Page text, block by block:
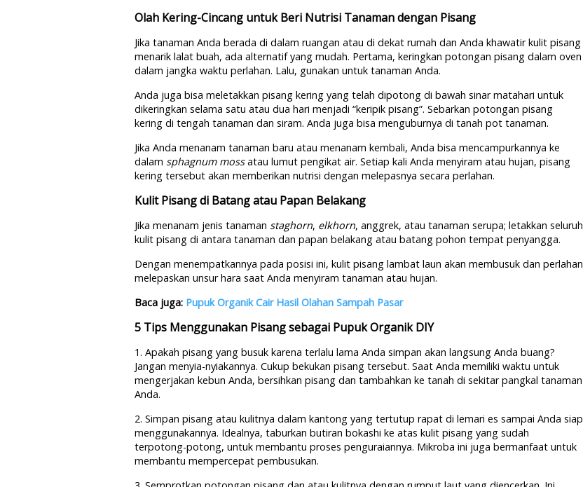
Olah Kering-Cincang untuk Beri Nutrisi Tanaman dengan Pisang
Jika tanaman Anda berada di dalam ruangan atau di dekat rumah dan Anda khawatir kulit pisang
menarik lalat buah, ada alternatif yang mudah. Pertama, keringkan potongan pisang dalam oven
dalam jangka waktu perlahan. Lalu, gunakan untuk tanaman Anda.
Anda juga bisa meletakkan pisang kering yang telah dipotong di bawah sinar matahari untuk
dikeringkan selama satu atau dua hari menjadi “keripik pisang”. Sebarkan potongan pisang
kering di tengah tanaman dan siram. Anda juga bisa menguburnya di tanah pot tanaman.
Jika Anda menanam tanaman baru atau menanam kembali, Anda bisa mencampurkannya ke
dalam sphagnum mossatau lumut pengikat air. Setiap kali Anda menyiram atau hujan, pisang
kering tersebut akan memberikan nutrisi dengan melepasnya secara perlahan.
Kulit Pisang di Batang atau Papan Belakang
Jika menanam jenis tanaman staghorn, elkhorn, anggrek, atau tanaman serupa; letakkan seluruh
kulit pisang di antara tanaman dan papan belakang atau batang pohon tempat penyangga.
Dengan menempatkannya pada posisi ini, kulit pisang lambat laun akan membusuk dan perlahan
melepaskan unsur hara saat Anda menyiram tanaman atau hujan.
Baca juga: Pupuk Organik Cair Hasil Olahan Sampah Pasar
5 Tips Menggunakan Pisang sebagai Pupuk Organik DIY
1. Apakah pisang yang busuk karena terlalu lama Anda simpan akan langsung Anda buang?
Jangan menyia-nyiakannya. Cukup bekukan pisang tersebut. Saat Anda memiliki waktu untuk
mengerjakan kebun Anda, bersihkan pisang dan tambahkan ke tanah di sekitar pangkal tanaman
Anda.
2. Simpan pisang atau kulitnya dalam kantong yang tertutup rapat di lemari es sampai Anda siap
menggunakannya. Idealnya, taburkan butiran bokashi ke atas kulit pisang yang sudah
terpotong-potong, untuk membantu proses penguraiannya. Mikroba ini juga bermanfaat untuk
membantu mempercepat pembusukan.